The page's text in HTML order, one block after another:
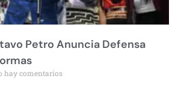
Petro Anuncia Defensa
hay comentarios